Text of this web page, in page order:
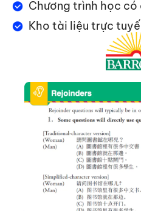
Chương trình học
Kho tài liệu trực